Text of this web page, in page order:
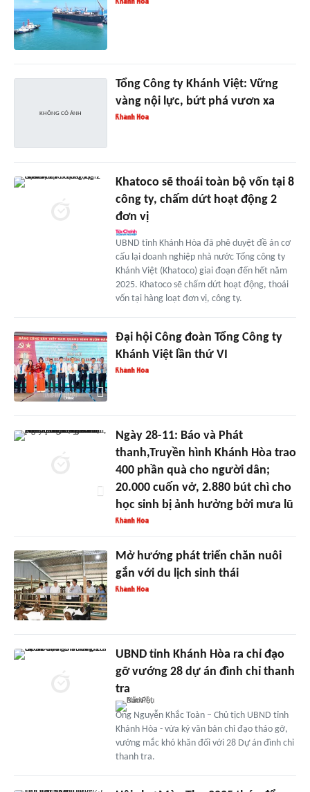
Tổng Công ty Khánh Việt: Vững
vàng nội lực, bứt phá vươn xa
Khatoco sẽ thoái toàn bộ vốn tại 8
công ty, chấm dứt hoạt động 2
đơn vị
UBND tỉnh Khánh Hòa đã phê duyệt đề án cơ
cấu lại doanh nghiệp nhà nước Tổng công ty
Khánh Việt (Khatoco) giai đoạn đến hết năm
2025. Khatoco sẽ chấm dứt hoạt động, thoái
vốn tại hàng loạt đơn vị, công ty.
Đại hội Công đoàn Tổng Công ty
Khánh Việt lần thứ VI
Ngày 28-11: Báo và Phát
thanh,Truyền hình Khánh Hòa trao
400 phần quà cho người dân;
20.000 cuốn vở, 2.880 bút chì cho
học sinh bị ảnh hưởng bởi mưa lũ
Mở hướng phát triển chăn nuôi
gắn với du lịch sinh thái
UBND tỉnh Khánh Hòa ra chỉ đạo
gỡ vướng 28 dự án đình chỉ thanh
tra
Ông Nguyễn Khắc Toàn – Chủ tịch UBND tỉnh
Khánh Hòa - vừa ký văn bản chỉ đạo tháo gỡ,
vướng mắc khó khăn đối với 28 Dự án đình chỉ
thanh tra.